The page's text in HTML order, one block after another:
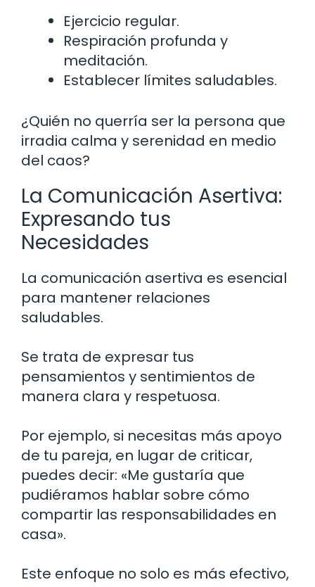
Ejercicio regular.
Respiración profunda y
meditación.
Establecer límites saludables.
¿Quién no querría ser la persona que
irradia calma y serenidad en medio
del caos?
La Comunicación Asertiva:
Expresando tus
Necesidades
La comunicación asertiva es esencial
para mantener relaciones
saludables.
Se trata de expresar tus
pensamientos y sentimientos de
manera clara y respetuosa.
Por ejemplo, si necesitas más apoyo
de tu pareja, en lugar de criticar,
puedes decir: «Me gustaría que
pudiéramos hablar sobre cómo
compartir las responsabilidades en
casa».
Este enfoque no solo es más efectivo,